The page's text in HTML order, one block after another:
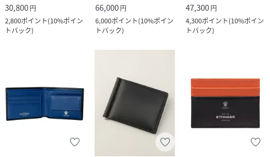
30,800円
2,800ポイント(10%ポイン
トバック)
66,000円
6,000ポイント(10%ポイン
トバック)
47,300円
4,300ポイント(10%ポイン
トバック)